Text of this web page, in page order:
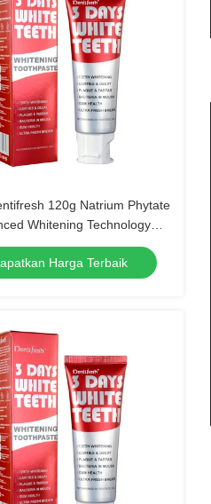
120g Natrium Phytate
Whitening Technology
Harga Terbaik